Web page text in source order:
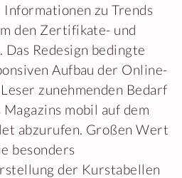
zu Trends
den Zertifikate- und
Redesign bedingte
Aufbau der Online-
zunehmenden Bedarf
mobil auf dem
abzurufen. Großen Wert
besonders
der Kurstabellen